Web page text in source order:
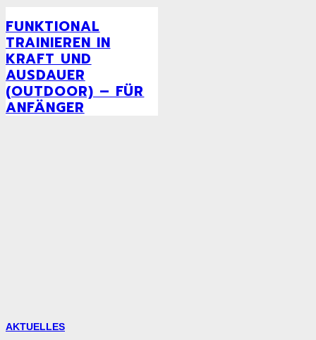
FUNKTIONAL
TRAINIEREN IN
KRAFT UND
AUSDAUER
(OUTDOOR) – FÜR
ANFÄNGER
AKTUELLES